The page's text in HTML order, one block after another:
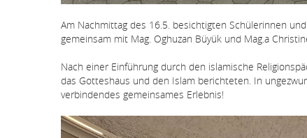
Am Nachmittag des 16.5. besichtigten Schülerinnen
gemeinsam mit Mag. Oghuzan Büyük und Mag.a
Nach einer Einführung durch den islamische
das Gotteshaus und den Islam berichteten. In
verbindendes gemeinsames Erlebnis!
Bildergallerie